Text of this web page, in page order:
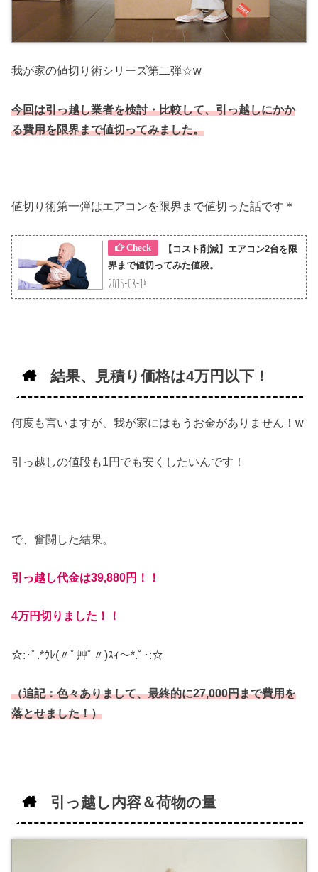
我が家の値切り術シリーズ第二弾☆w
今回は引っ越し業者を検討・比較して、引っ越しにかか
る費用を限界まで値切ってみました。
値切り術第一弾はエアコンを限界まで値切った話です＊
【コスト削減】エアコン2台を限
界まで値切ってみた値段。
2015-08-14
結果、見積り価格は4万円以下！
何度も言いますが、我が家にはもうお金がありません！w
引っ越しの値段も1円でも安くしたいんです！
で、奮闘した結果。
引っ越し代金は39,880円！！
4万円切りました！！
☆:･ﾟ.*ｳﾚ(〃ﾟ艸ﾟ〃)ｽｨ～*.ﾟ･:☆
（追記：色々ありまして、最終的に27,000円まで費用を
落とせました！）
引っ越し内容＆荷物の量